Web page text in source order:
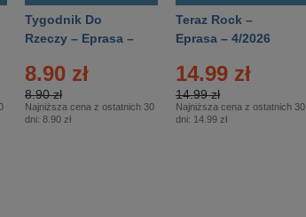
Tygodnik Do
Rzeczy – Eprasa –
8.90 zł
8.90 zł
Najniższa cena z ostatnich 30
dni: 8.90 zł
Teraz Rock –
Eprasa – 4/2026
14.99 zł
14.99 zł
Najniższa cena z ostatnich 30
dni: 14.99 zł